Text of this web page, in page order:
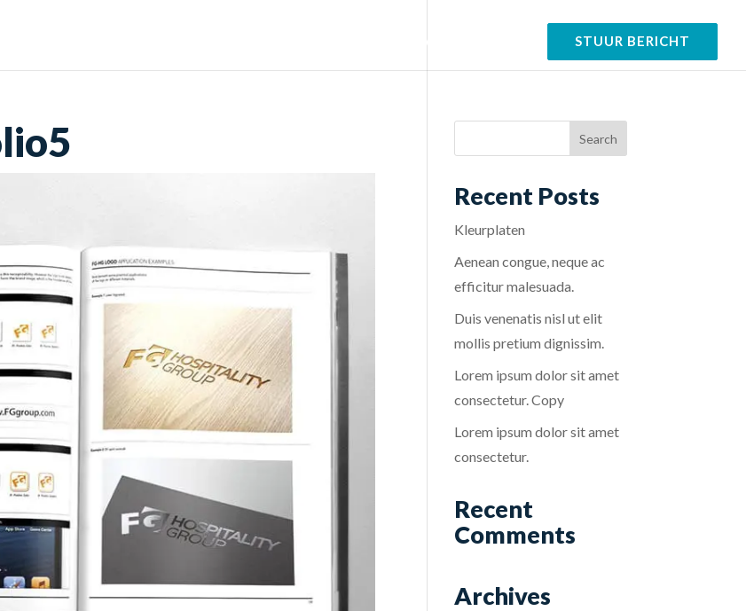
Over STUUR BERICHT
Recent Posts
Kleurplaten
Aenean congue, neque ac
efficitur malesuada.
Duis venenatis nisl ut elit
mollis pretium dignissim.
Lorem ipsum dolor sit amet
consectetur. Copy
Lorem ipsum dolor sit amet
consectetur.
Recent
Comments
Archives